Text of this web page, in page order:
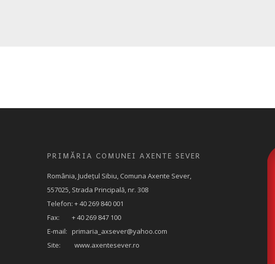
PRIMĂRIA COMUNEI AXENTE SEVER
România, Judeţul Sibiu, Comuna Axente Sever,
557025, Strada Principală, nr. 308
Telefon: + 40 269 840 001
Fax: + 40 269 847 100
E-mail: primaria_axsever@yahoo.com
Site: www.axentesever.ro